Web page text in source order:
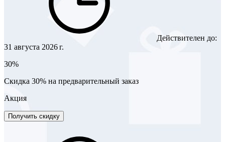
Действителен до:
31 августа 2026 г.
30%
Скидка 30% на предварительный заказ
Акция
Получить скидку